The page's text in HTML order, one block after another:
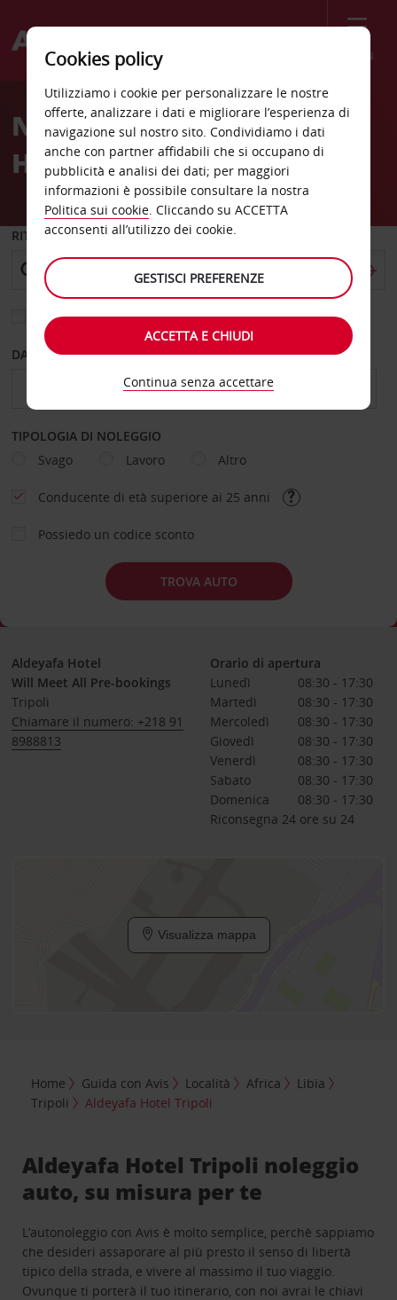
Menù
Welcome
AvisNoleggio auto Aldeyafa
Hotel Tripoli
RITIRO DA
Scegli una località di riconsegna diversa
DAL GIORNO AL GIORNO
TIPOLOGIA DI NOLEGGIO
Svago
Lavoro Altro
Conducente di età superiore ai 25 anni
Possiedo un codice sconto
TROVA AUTO
Aldeyafa Hotel
Will Meet All Pre-bookings
Tripoli
Chiamare il numero: +218 91
8988813
Orario di apertura
Lunedì
08:30 - 17:30
Martedì
08:30 - 17:30
Mercoledì
08:30 - 17:30
Giovedì
08:30 - 17:30
Venerdì
08:30 - 17:30
Sabato
08:30 - 17:30
Domenica
08:30 - 17:30
Riconsegna 24 ore su 24
Visualizza mappa
Home Guida con Avis Località Africa
Libia
Tripoli
Aldeyafa Hotel Tripoli
Aldeyafa Hotel Tripoli noleggio
auto, su misura per te
L’autonoleggio con Avis è molto semplice, perchè sappiamo
che desideri assaporare al più presto il senso di libertà
tipico della strada, e vivere al massimo il tuo viaggio.
Ovunque ti porterà il tuo itinerario, con noi avrai le chiavi
Cookies policy
Utilizziamo i cookie per personalizzare le nostre
offerte, analizzare i dati e migliorare l’esperienza di
navigazione sul nostro sito. Condividiamo i dati
anche con partner affidabili che si occupano di
pubblicità e analisi dei dati; per maggiori
informazioni è possibile consultare la nostra
Politica sui cookie. Cliccando su ACCETTA
acconsenti all’utilizzo dei cookie.
GESTISCI PREFERENZE
ACCETTA E CHIUDI
Continua senza accettare